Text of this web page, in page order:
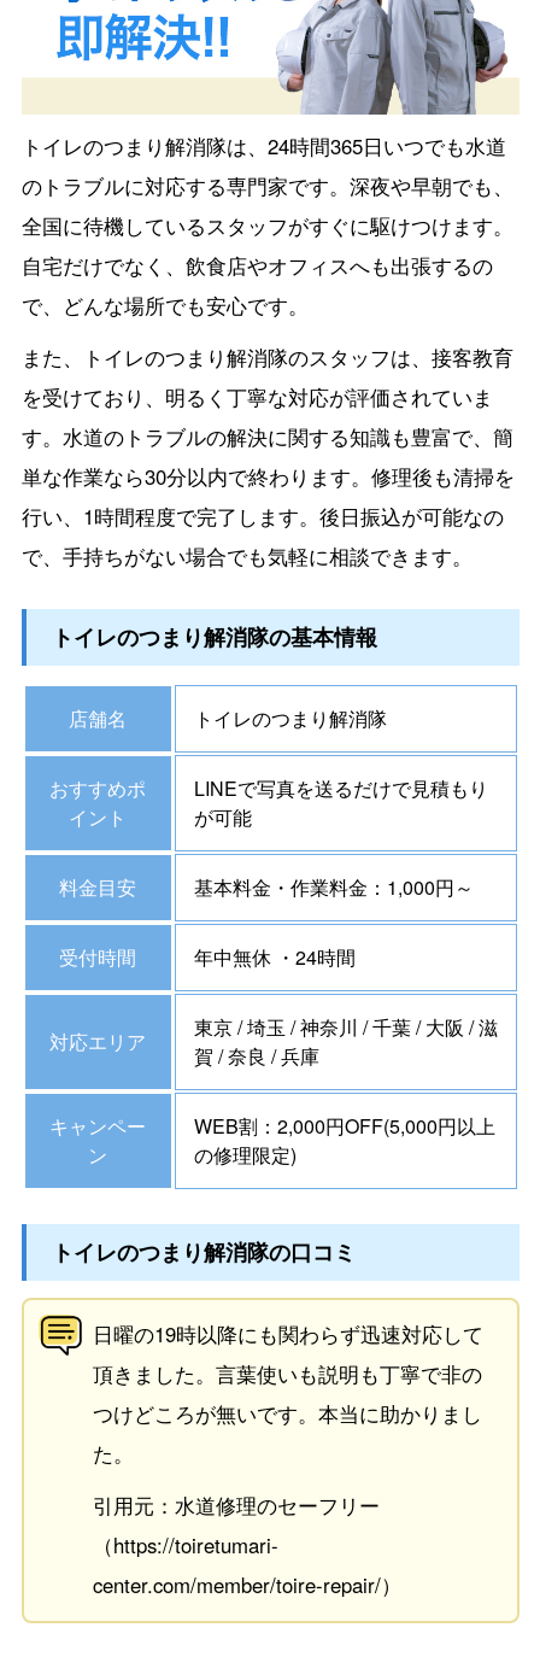
トイレのつまり解消隊は、24時間365日いつでも水道
のトラブルに対応する専門家です。深夜や早朝でも、
全国に待機しているスタッフがすぐに駆けつけます。
自宅だけでなく、飲食店やオフィスへも出張するの
で、どんな場所でも安心です。
また、トイレのつまり解消隊のスタッフは、接客教育
を受けており、明るく丁寧な対応が評価されていま
す。水道のトラブルの解決に関する知識も豊富で、簡
単な作業なら30分以内で終わります。修理後も清掃を
行い、1時間程度で完了します。後日振込が可能なの
で、手持ちがない場合でも気軽に相談できます。
トイレのつまり解消隊の基本情報
店舗名 トイレのつまり解消隊
おすすめポ
イント
LINEで写真を送るだけで見積もり
が可能
料金目安 基本料金・作業料金：1,000円～
受付時間 年中無休 ・24時間
対応エリア
東京 / 埼玉 / 神奈川 / 千葉 / 大阪 / 滋
賀 / 奈良 / 兵庫
キャンペー
ン
WEB割：2,000円OFF(5,000円以上
の修理限定)
トイレのつまり解消隊の口コミ
日曜の19時以降にも関わらず迅速対応して
頂きました。言葉使いも説明も丁寧で非の
つけどころが無いです。本当に助かりまし
た。
引用元：水道修理のセーフリー
（https://toiretumari-
center.com/member/toire-repair/）